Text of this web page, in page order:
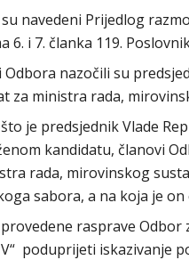
navedeni Prijedlog
6. i 7. članka 119.
Odbora nazočili su
za ministra rada,
je predsjednik Vlade
kandidatu, članovi
rada, mirovinskog
sabora, a na koja je
rasprave Odbor
poduprijeti iskazivanje